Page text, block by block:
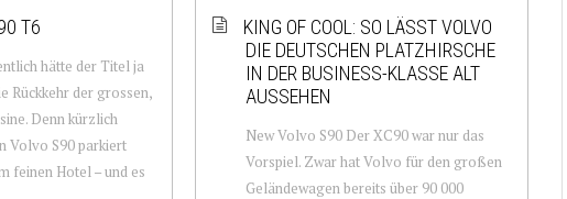
T6
hätte der Titel ja
Rückkehr der grossen,
Denn kürzlich
Volvo S90 parkiert
feinen Hotel – und es
KING OF COOL: SO LÄSST VOLVO
DIE DEUTSCHEN PLATZHIRSCHE
IN DER BUSINESS-KLASSE ALT
AUSSEHEN
New Volvo S90 Der XC90 war nur das
Vorspiel. Zwar hat Volvo für den großen
Geländewagen bereits über 90 000